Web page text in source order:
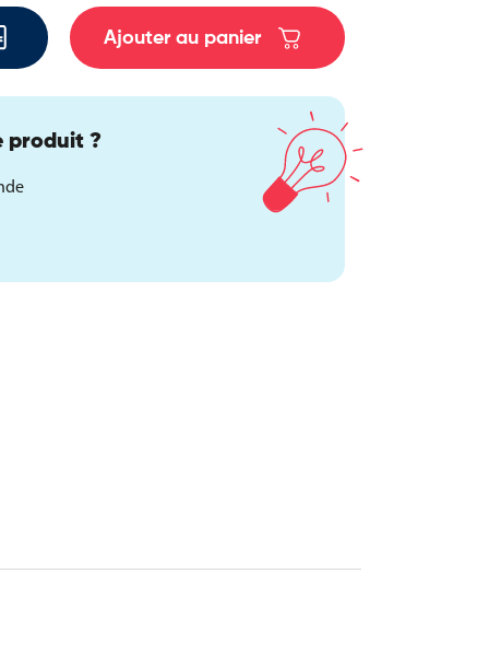
Ajouter au panier
produit ?